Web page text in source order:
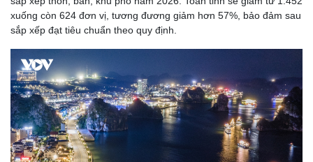
xuống còn 624 đơn vị, tương đương giảm hơn 57%, bảo đảm sau
sắp xếp đạt tiêu chuẩn theo quy định.